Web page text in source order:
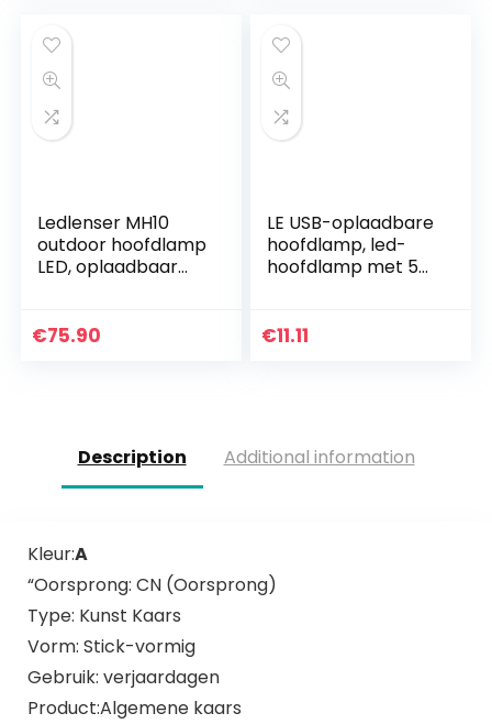
Ledlenser MH10
outdoor hoofdlamp
LED, oplaadbaar
lumen,
€75.90
LE USB-oplaadbare
hoofdlamp, led-
hoofdlamp met 5
spatwaterdichte
€11.11
Description Additional information
Kleur:A
“Oorsprong: CN (Oorsprong)
Type: Kunst Kaars
Vorm: Stick-vormig
Gebruik: verjaardagen
Product:Algemene kaars